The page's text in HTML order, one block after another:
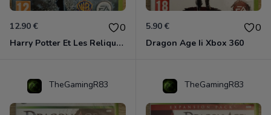
12.90 € 0
Harry Potter Et Les Reliques De La Mort - 1ère Partie Xbox 360
5.90 € 0
Dragon Age Ii Xbox 360
TheGamingR83 TheGamingR83